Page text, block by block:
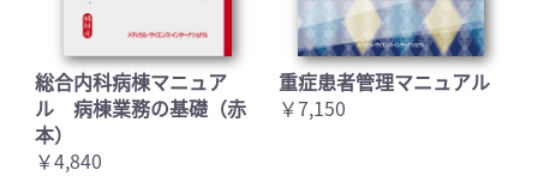
総合内科病棟マニュア
ル 病棟業務の基礎（赤
本）
￥4,840
重症患者管理マニュアル
￥7,150